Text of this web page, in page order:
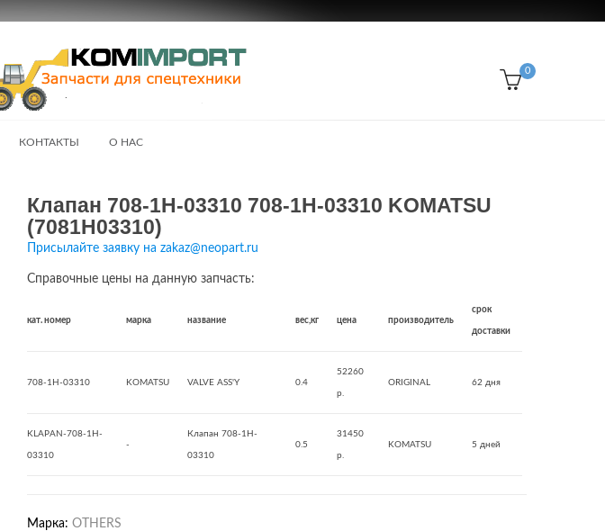
0
КОНТАКТЫ О НАС
Клапан 708-1H-03310 708-1H-03310 KOMATSU
(7081H03310)
Присылайте заявку на zakaz@neopart.ru
Справочные цены на данную запчасть:
кат. номер марка название вес,кг цена производитель
срок
доставки
708-1H-03310 KOMATSU VALVE ASS'Y 0.4
52260
р.
ORIGINAL 62 дня
KLAPAN-708-1H-
03310
-
Клапан 708-1H-
03310
0.5
31450
р.
KOMATSU 5 дней
Марка: OTHERS